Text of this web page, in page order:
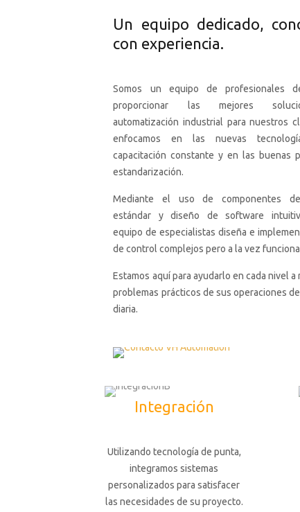
Un equipo dedicado,
con experiencia.
Somos un equipo de profesionales
proporcionar las mejores
automatización industrial para nuestros
enfocamos en las nuevas
capacitación constante y en las buenas
estandarización.
Mediante el uso de componentes
estándar y diseño de software
equipo de especialistas diseña e
de control complejos pero a la vez
Estamos aquí para ayudarlo en cada nivel
problemas prácticos de sus operaciones
diaria.
Integración
Utilizando tecnología de punta,
integramos sistemas
personalizados para satisfacer
las necesidades de su proyecto.